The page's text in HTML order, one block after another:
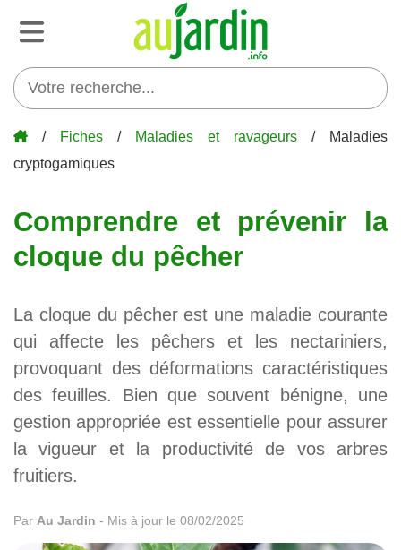
/ Fiches / Maladies et ravageurs / Maladies
cryptogamiques
Comprendre et prévenir la
cloque du pêcher
La cloque du pêcher est une maladie courante
qui affecte les pêchers et les nectariniers,
provoquant des déformations caractéristiques
des feuilles. Bien que souvent bénigne, une
gestion appropriée est essentielle pour assurer
la vigueur et la productivité de vos arbres
fruitiers.
Par Au Jardin - Mis à jour le 08/02/2025